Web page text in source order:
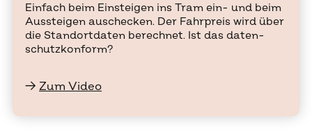
Ein­fach beim Ein­stei­gen ins Tram ein- und beim
Aus­stei­gen aus­che­cken. Der Fahr­preis wird über
die Stand­ort­da­ten be­rech­net. Ist das da­ten­
schutz­kon­form?
→ Zum Video